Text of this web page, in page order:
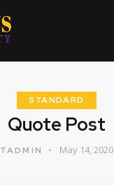
STANDARD
Quote Post
TADMIN May 14, 2020